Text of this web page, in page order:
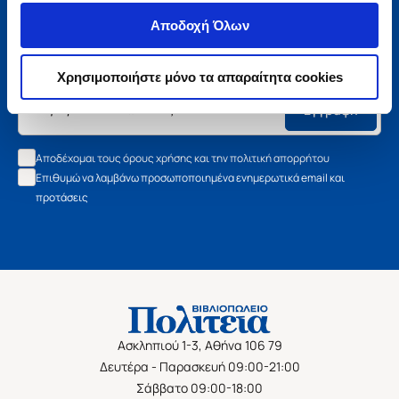
Αποδοχή Όλων
Χρησιμοποιήστε μόνο τα απαραίτητα cookies
Μάθετε τα νέα της Πολιτείας
Εγγραφείτε στο newsletter μας και μάθετε πρώτοι όλα τα
νέα βιβλία, τις εξαιρετικές τιμές και τις εκδηλώσεις μας.
Εγγραφή
Αποδέχομαι τους όρους χρήσης και την πολιτική απορρήτου
Επιθυμώ να λαμβάνω προσωποποιημένα ενημερωτικά email και
προτάσεις
Ασκληπιού 1-3, Αθήνα 106 79
Δευτέρα - Παρασκευή 09:00-21:00
Σάββατο 09:00-18:00